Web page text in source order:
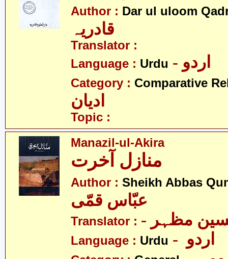
Author : Dar ul uloom
قادریہ
Translator :
Language : Urdu - اردو
Category : Comparative
ادیان
Topic :
Manazil-ul-Akira
منازل آخرت
Author : Sheikh Abbas
عبّاس قمّی
Translator : حسین مظہر
Language : Urdu